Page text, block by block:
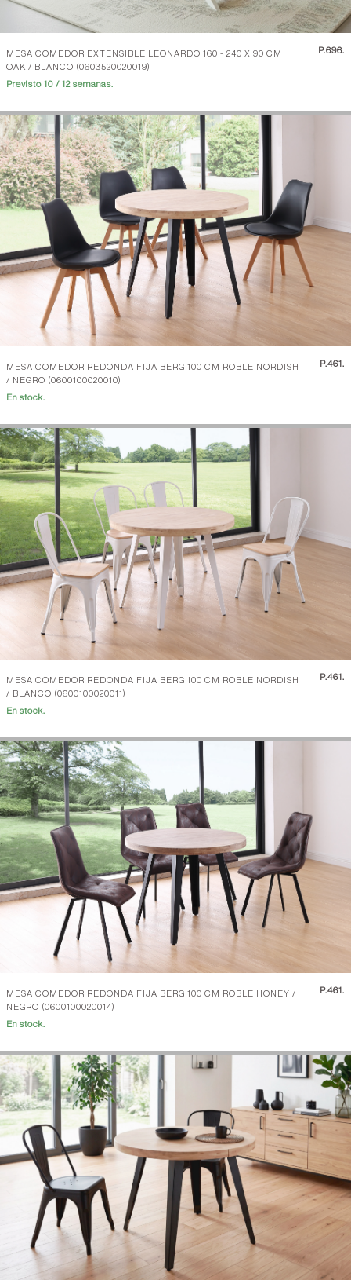
MESA COMEDOR EXTENSIBLE LEONARDO 160 - 240 X 90 CM
OAK / BLANCO (0603520020019)
P.696.
Previsto 10 / 12 semanas.
MESA COMEDOR REDONDA FIJA BERG 100 CM ROBLE NORDISH
/ NEGRO (0600100020010)
P.461.
En stock.
MESA COMEDOR REDONDA FIJA BERG 100 CM ROBLE NORDISH
/ BLANCO (0600100020011)
P.461.
En stock.
MESA COMEDOR REDONDA FIJA BERG 100 CM ROBLE HONEY /
NEGRO (0600100020014)
P.461.
En stock.